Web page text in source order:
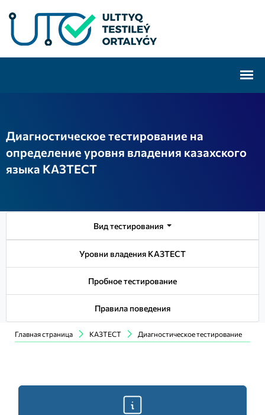
Диагностическое тестирование на
определение уровня владения казахского
языка КАЗТЕСТ
Вид тестирования
Уровни владения КАЗТЕСТ
Пробное тестирование
Правила поведения
Главная страница КАЗТЕСТ Диагностическое тестирование